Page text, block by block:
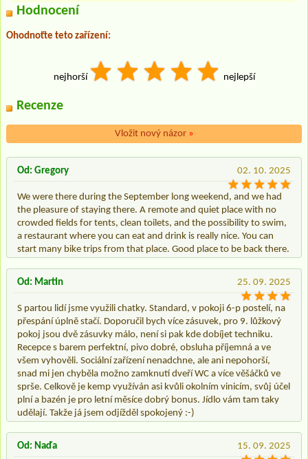
Hodnocení
Ohodnoťte teto zařízení:
nejhorší nejlepší
Recenze
Vložit nový názor »
02. 10. 2025
Od: Gregory
We were there during the September long weekend, and we had
the pleasure of staying there. A remote and quiet place with no
crowded fields for tents, clean toilets, and the possibility to swim,
a restaurant where you can eat and drink is really nice. You can
start many bike trips from that place. Good place to be back there.
25. 09. 2025
Od: Martin
S partou lidí jsme využili chatky. Standard, v pokoji 6-p postelí, na
přespání úplně stačí. Doporučil bych více zásuvek, pro 9. lůžkový
pokoj jsou dvě zásuvky málo, není si pak kde dobíjet techniku.
Recepce s barem perfektní, pivo dobré, obsluha příjemná a ve
všem vyhověli. Sociální zařízení nenadchne, ale ani nepohorší,
snad mi jen chyběla možno zamknutí dveří WC a více věšáčků ve
sprše. Celkově je kemp využíván asi kvůli okolním vinicím, svůj účel
plní a bazén je pro letní měsíce dobrý bonus. Jídlo vám tam taky
udělají. Takže já jsem odjížděl spokojený :-)
15. 09. 2025
Od: Naďa